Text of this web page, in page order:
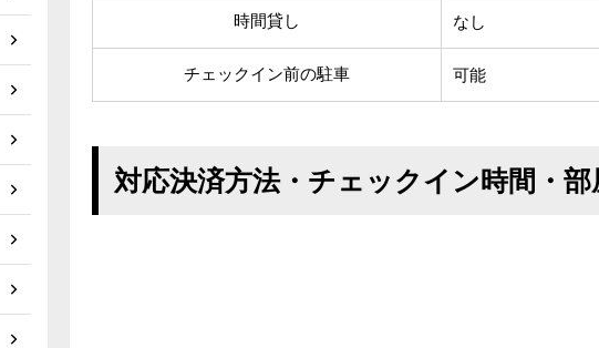
時間貸し なし
チェックイン前の駐車 可能
対応決済方法・チェックイン時間・